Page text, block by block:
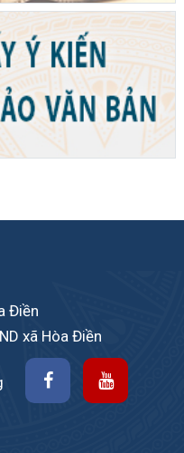
Điền
xã Hòa Điền